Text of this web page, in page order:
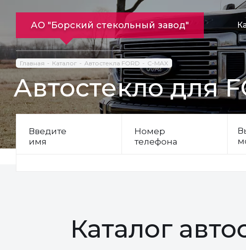
АО "Борский стекольный завод"
Главная Каталог Автостекла FORD C-MAX
Автостекло для
Введите
имя
Номер
телефона
Каталог